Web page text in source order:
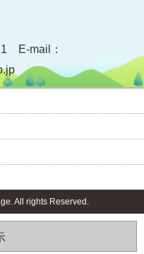
E-mail：
All rights Reserved.